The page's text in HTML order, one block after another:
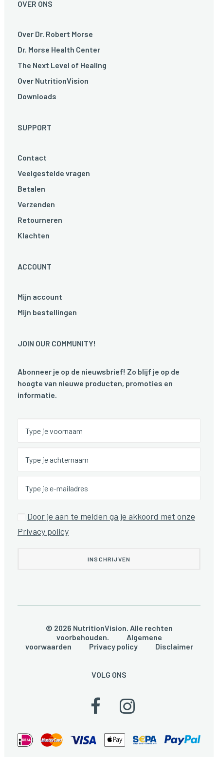
OVER ONS
Over Dr. Robert Morse
Dr. Morse Health Center
The Next Level of Healing
Over NutritionVision
Downloads
SUPPORT
Contact
Veelgestelde vragen
Betalen
Verzenden
Retourneren
Klachten
ACCOUNT
Mijn account
Mijn bestellingen
JOIN OUR COMMUNITY!
Abonneer je op de nieuwsbrief! Zo blijf je op de
hoogte van nieuwe producten, promoties en
informatie.
Door je aan te melden ga je akkoord met onze
Privacy policy
© 2026 NutritionVision. Alle rechten
voorbehouden. Algemene
voorwaarden
Privacy policy Disclaimer
VOLG ONS